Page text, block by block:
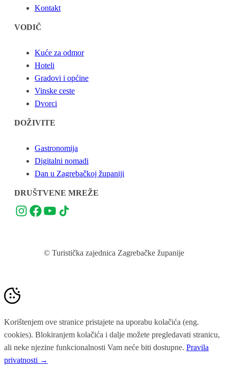
Kontakt
VODIČ
Kuće za odmor
Hoteli
Gradovi i općine
Vinske ceste
Dvorci
DOŽIVITE
Gastronomija
Digitalni nomadi
Dan u Zagrebačkoj županiji
DRUŠTVENE MREŽE
© Turistička zajednica Zagrebačke županije
Korištenjem ove stranice pristajete na uporabu kolačića (eng.
cookies). Blokiranjem kolačića i dalje možete pregledavati stranicu,
ali neke njezine funkcionalnosti Vam neće biti dostupne. Pravila
privatnosti →